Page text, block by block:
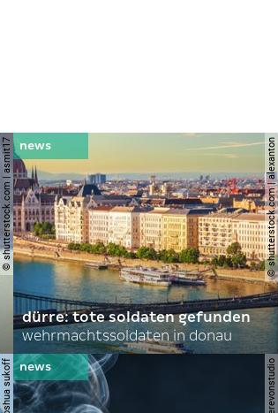
© shutterstock.com | asmit17 © shutterstock.com | alexanton
dürre: tote soldaten gefunden
wehrmachtssoldaten in donau